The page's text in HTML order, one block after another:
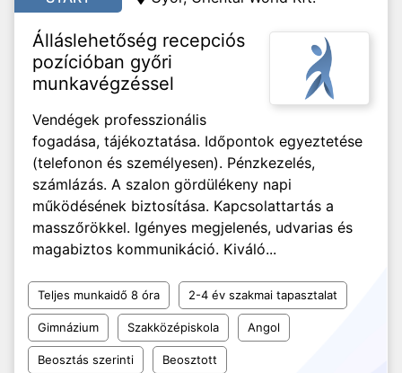
Álláslehetőség recepciós
pozícióban győri
munkavégzéssel
Vendégek professzionális
fogadása, tájékoztatása. Időpontok egyeztetése
(telefonon és személyesen). Pénzkezelés,
számlázás. A szalon gördülékeny napi
működésének biztosítása. Kapcsolattartás a
masszőrökkel. Igényes megjelenés, udvarias és
magabiztos kommunikáció. Kiváló...
Teljes munkaidő 8 óra 2-4 év szakmai tapasztalat
Gimnázium Szakközépiskola Angol
Beosztás szerinti Beosztott